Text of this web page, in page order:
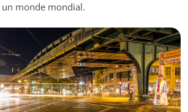
monde mondial.